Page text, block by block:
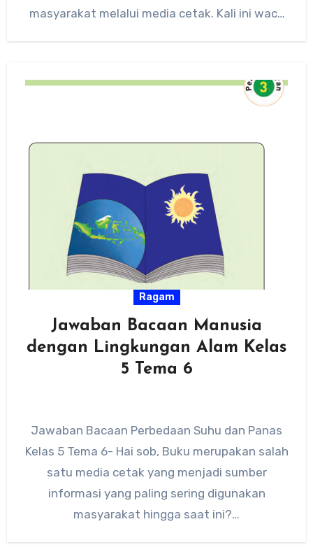
masyarakat melalui media cetak. Kali ini waca
Ragam
Jawaban Bacaan Manusia
dengan Lingkungan Alam Kelas
5 Tema 6
Jawaban Bacaan Perbedaan Suhu dan Panas
Kelas 5 Tema 6- Hai sob, Buku merupakan salah
satu media cetak yang menjadi sumber
informasi yang paling sering digunakan
masyarakat hingga saat ini?…